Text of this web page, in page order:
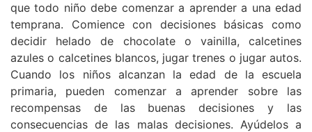
que todo niño debe comenzar a aprender a una edad
temprana. Comience con decisiones básicas como
decidir helado de chocolate o vainilla, calcetines
azules o calcetines blancos, jugar trenes o jugar autos.
Cuando los niños alcanzan la edad de la escuela
primaria, pueden comenzar a aprender sobre las
recompensas de las buenas decisiones y las
consecuencias de las malas decisiones. Ayúdelos a